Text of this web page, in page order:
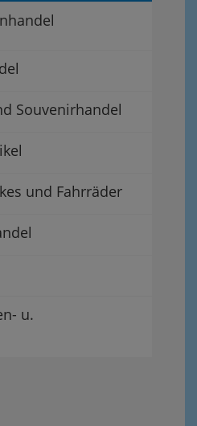
Souvenirhandel
und Fahrräder
u.